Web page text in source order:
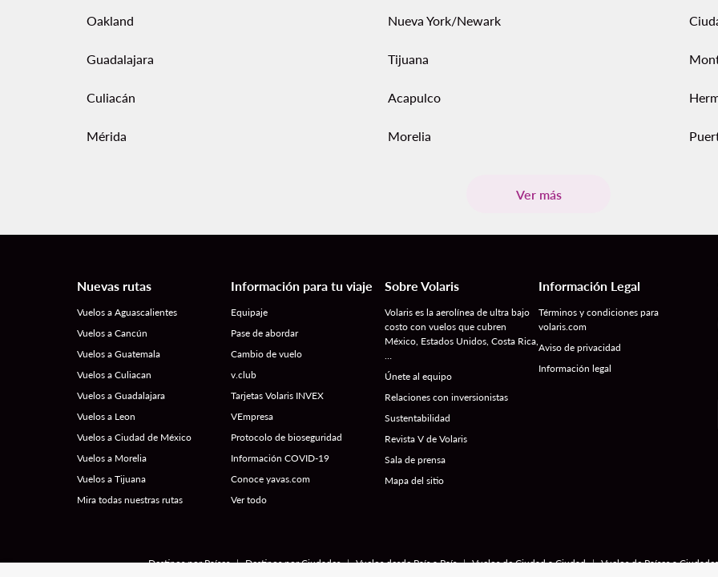
Oakland Nueva York/Newark
Guadalajara Tijuana
Culiacán Acapulco
Mérida Morelia
Ver más
Nuevas rutas
Vuelos a Aguascalientes
Vuelos a Cancún
Vuelos a Guatemala
Vuelos a Culiacan
Vuelos a Guadalajara
Vuelos a Leon
Vuelos a Ciudad de México
Vuelos a Morelia
Vuelos a Tijuana
Mira todas nuestras rutas
Información para tu viaje
Equipaje
Pase de abordar
Cambio de vuelo
v.club
Tarjetas Volaris INVEX
VEmpresa
Protocolo de bioseguridad
Información COVID-19
Conoce yavas.com
Ver todo
Sobre Volaris
Volaris es la aerolínea de ultra bajo
costo con vuelos que cubren
México, Estados Unidos, Costa Rica,
…
Únete al equipo
Relaciones con inversionistas
Sustentabilidad
Revista V de Volaris
Sala de prensa
Mapa del sitio
Información Legal
Términos y condiciones para
volaris.com
Aviso de privacidad
Información legal
Destinos por Países | Destinos por Ciudades | Vuelos desde País a País | Vuelos de Ciudad a Ciudad | Vuelos de Países a Ciudades